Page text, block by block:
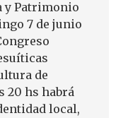
y Patrimonio
7 de junio
de
20 hs habrá
local,